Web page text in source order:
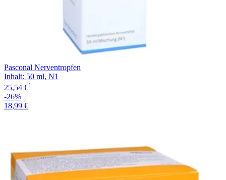
Pasconal Nerventropfen
Inhalt: 50 ml, N1
25,54 €1
-26%
18,99 €